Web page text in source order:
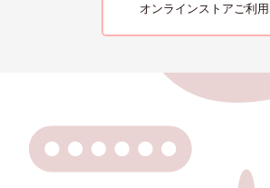
オンラインストアご利